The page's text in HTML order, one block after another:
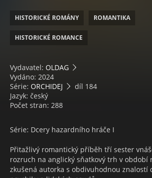
HISTORICKÉ ROMÁNY ROMANTIKA
HISTORICKÉ ROMANCE
Vydavatel: OLDAG
Vydáno: 2024
Série: ORCHIDEJ
díl 184
Jazyk: český
Počet stran: 288
Série: Dcery hazardního hráče I
Přitažlivý romantický příběh tří sester
rozruch na anglický sňatkový trh v období
zkušená autorka s obdivuhodnou znalostí